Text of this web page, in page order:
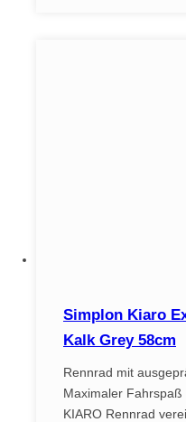
Simplon Kiaro
Kalk Grey 58cm
Rennrad mit
Maximaler
KIARO Rennrad